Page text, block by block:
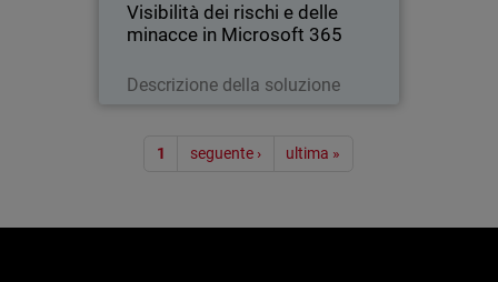
Visibilità dei rischi e delle
minacce in Microsoft 365
Descrizione della soluzione
Paginazione
1 seguente › ultima »